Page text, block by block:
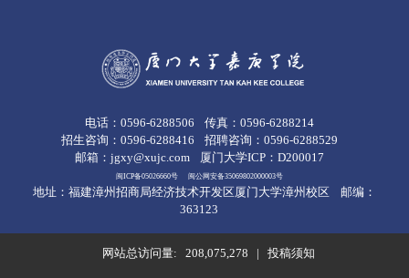
电话：0596-6288506
传真：0596-6288214
招生咨询：0596-6288416
招聘咨询：0596-6288529
邮箱：jgxy@xujc.com
厦门大学ICP：D200017
闽ICP备05026660号 闽公网安备35069802000003号
地址：福建漳州招商局经济技术开发区厦门大学漳州校区
邮编：
363123
网站总访问量: 208,075,278 | 投稿须知